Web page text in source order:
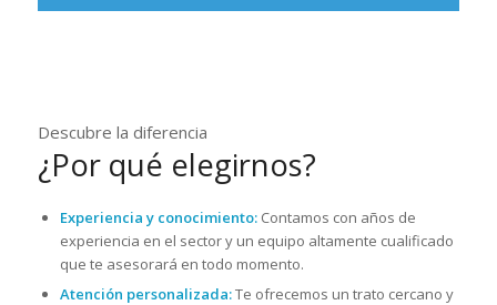
Descubre la diferencia
¿Por qué elegirnos?
Experiencia y conocimiento:Contamos con años de
experiencia en el sector y un equipo altamente cualificado
que te asesorará en todo momento.
Atención personalizada:Te ofrecemos un trato cercano y